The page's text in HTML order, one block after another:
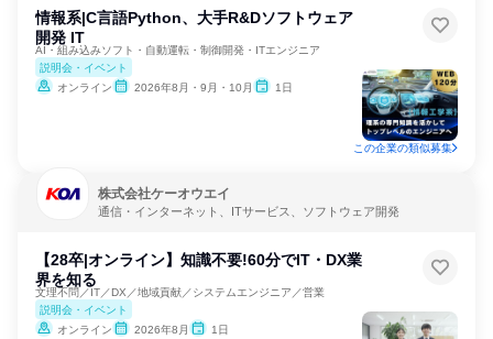
情報系|C言語Python、大手R&Dソフトウェア
開発 IT
AI・組み込みソフト・自動運転・制御開発・ITエンジニア
説明会・イベント
オンライン
2026年8月・9月・10月 1日
この企業の類似募集
株式会社ケーオウエイ
通信・インターネット、ITサービス、ソフトウェア開発
【28卒|オンライン】知識不要!60分でIT・DX業
界を知る
文理不問／IT／DX／地域貢献／システムエンジニア／営業
説明会・イベント
オンライン
2026年8月 1日